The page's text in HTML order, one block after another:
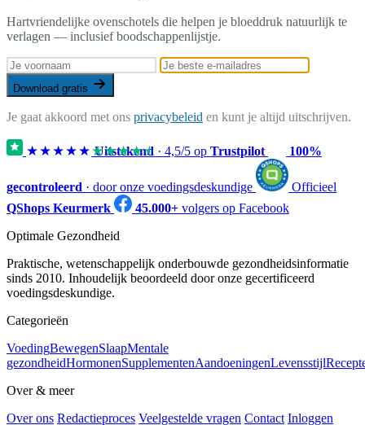
Hartvriendelijke ovenschotels die helpen je bloeddruk natuurlijk te
verlagen — inclusief boodschappenlijstje.
Download gratis
Je gaat akkoord met ons privacybeleid en kunt je altijd uitschrijven.
★★★★★★★★★★
Uitstekend · 4,5/5 op Trustpilot 100%
gecontroleerd · door onze voedingsdeskundige
Officieel
QShops Keurmerk
45.000+ volgers op Facebook
Optimale Gezondheid
Praktische, wetenschappelijk onderbouwde gezondheidsinformatie
sinds 2010. Inhoudelijk beoordeeld door onze gecertificeerd
voedingsdeskundige.
Categorieën
VoedingBewegenSlaapMentale
gezondheidHormonenSupplementenAandoeningenLevensstijl
Over & meer
Over ons Redactieproces Veelgestelde vragen Contact Inloggen